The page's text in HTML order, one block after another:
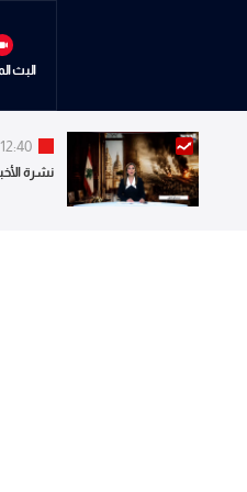
البث
12:40
نشرة